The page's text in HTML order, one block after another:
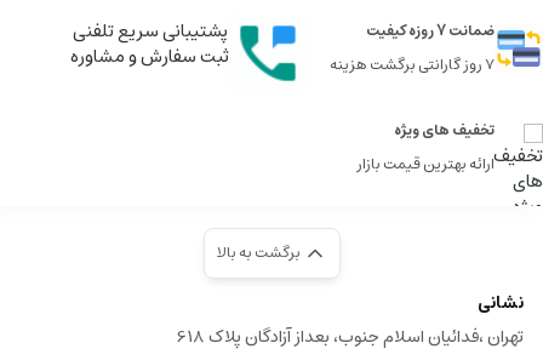
ضمانت 7 روزه کیفیت
7 روز گارانتی برگشت هزینه
پشتیبانی سریع تلفنی
ثبت سفارش و مشاوره
تخفیف های ویژه
ارائه بهترین قیمت بازار
برگشت به بالا
نشانی
تهران ،فدائیان اسلام جنوب، بعداز آزادگان پلاک 618